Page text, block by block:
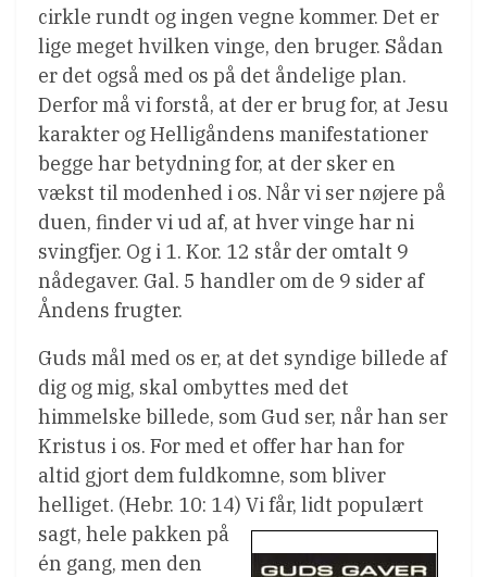
cirkle rundt og ingen vegne kommer. Det er
lige meget hvilken vinge, den bruger. Sådan
er det også med os på det åndelige plan.
Derfor må vi forstå, at der er brug for, at Jesu
karakter og Helligåndens manifestationer
begge har betydning for, at der sker en
vækst til modenhed i os. Når vi ser nøjere på
duen, finder vi ud af, at hver vinge har ni
svingfjer. Og i 1. Kor. 12 står der omtalt 9
nådegaver. Gal. 5 handler om de 9 sider af
Åndens frugter.
Guds mål med os er, at det syndige billede af
dig og mig, skal ombyttes med det
himmelske billede, som Gud ser, når han ser
Kristus i os. For med et offer har han for
altid gjort dem fuldkomne, som bliver
helliget. (Hebr. 10: 14) Vi får, lidt populært
sagt, hele pakken på
én gang, men den